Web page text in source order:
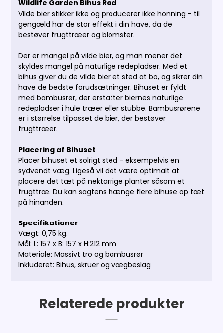
Wildlife Garden Bihus Rød
Vilde bier stikker ikke og producerer ikke honning - til
gengæld har de stor effekt i din have, da de
bestøver frugttræer og blomster.
Der er mangel på vilde bier, og man mener det
skyldes mangel på naturlige redepladser. Med et
bihus giver du de vilde bier et sted at bo, og sikrer din
have de bedste forudsætninger. Bihuset er fyldt
med bambusrør, der erstatter biernes naturlige
redepladser i hule træer eller stubbe. Bambusrørene
er i størrelse tilpasset de bier, der bestøver
frugttræer.
Placering af Bihuset
Placer bihuset et solrigt sted - eksempelvis en
sydvendt væg. Ligeså vil det være optimalt at
placere det tæt på nektarrige planter såsom et
frugttræ. Du kan sagtens hænge flere bihuse op tæt
på hinanden.
Specifikationer
Vægt: 0,75 kg.
Mål:L: 157 x B: 157 x H:212 mm
Materiale: Massivt tro og bambusrør
Inkluderet: Bihus, skruer og vægbeslag
Relaterede produkter